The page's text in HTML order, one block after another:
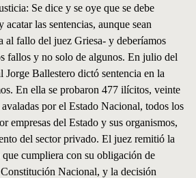
Se dice y se oye que se debe
las sentencias, aunque sean
al fallo del juez Griesa- y deberíamos
fallos y no solo de algunos. En julio del
Jorge Ballestero dictó sentencia en la
En ella se probaron 477 ilícitos, veinte
por el Estado Nacional, todos los
empresas del Estado y sus organismos,
del sector privado. El juez remitió la
que cumpliera con su obligación de
Nacional, y la decisión